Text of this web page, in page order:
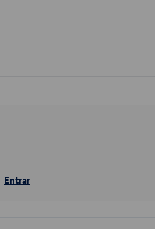
Entrar